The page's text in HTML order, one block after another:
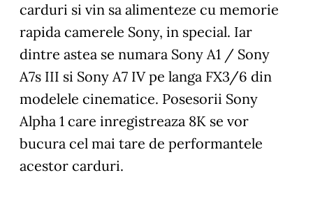
carduri si vin sa alimenteze cu memorie
rapida camerele Sony, in special. Iar
dintre astea se numara Sony A1 / Sony
A7s III si Sony A7 IV pe langa FX3/6 din
modelele cinematice. Posesorii Sony
Alpha 1 care inregistreaza 8K se vor
bucura cel mai tare de performantele
acestor carduri.